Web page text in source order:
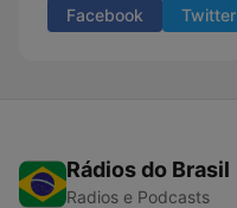
Facebook Twitter
Rádios do Brasil
Radios e Podcasts